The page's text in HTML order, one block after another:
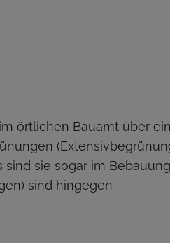
örtlichen Bauamt über
sie sogar im
sind hingegen